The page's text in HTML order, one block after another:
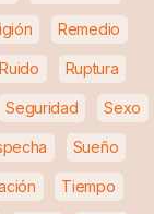
Remedio
Ruido Ruptura
Seguridad Sexo
Sueño
Tiempo